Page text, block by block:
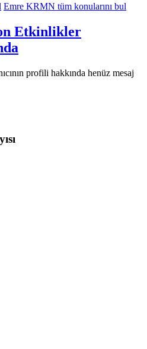
Emre KRMN tüm konularını bul
Etkinlikler
profili hakkında henüz mesaj